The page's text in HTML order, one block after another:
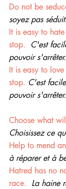
Do not be
soyez pas
It is easy to
stop. C'est
pouvoir s'arrêter.
It is easy to
stop. C'est
pouvoir s'arrêter.
Choose what
Choisissez ce
Help to mend
à réparer et à
Hatred has no
race. La haine